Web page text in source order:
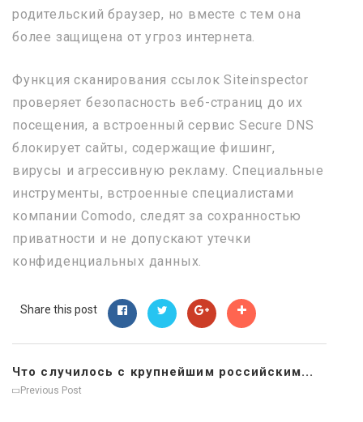
родительский браузер, но вместе с тем она
более защищена от угроз интернета.
Функция сканирования ссылок Siteinspector
проверяет безопасность веб-страниц до их
посещения, а встроенный сервис Secure DNS
блокирует сайты, содержащие фишинг,
вирусы и агрессивную рекламу. Специальные
инструменты, встроенные специалистами
компании Comodo, следят за сохранностью
приватности и не допускают утечки
конфиденциальных данных.
Share this post
Что случилось с крупнейшим российским...
Previous Post